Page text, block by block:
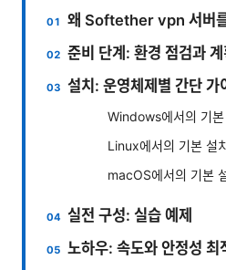
왜 Softether vpn 서버
준비 단계: 환경 점검과
설치: 운영체제별 간단 가
Windows에서의 기본
Linux에서의 기본 설
macOS에서의 기본
실전 구성: 실습 예제
노하우: 속도와 안정성 최